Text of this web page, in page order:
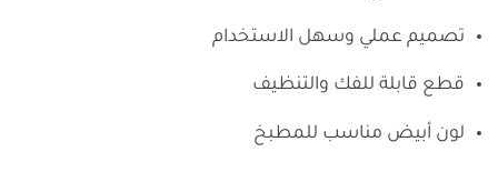
تصميم عملي وسهل الاستخدام
قطع قابلة للفك والتنظيف
لون أبيض مناسب للمطبخ